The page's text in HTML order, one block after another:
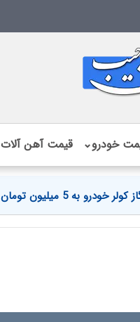
خودرو⌄ قیمت آهن آلات
به 5 میلیون تومان رسید